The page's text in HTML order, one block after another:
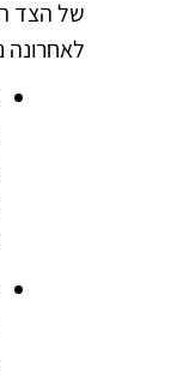
של הצד